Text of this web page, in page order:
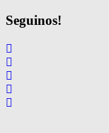
Seguinos!